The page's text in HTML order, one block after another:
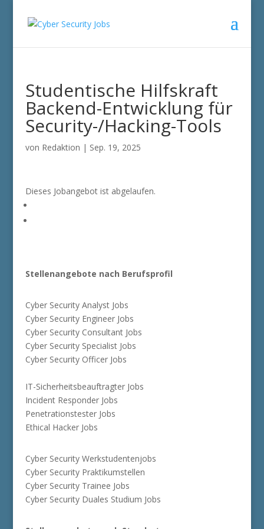
Studentische Hilfskraft
Backend-Entwicklung für
Security-/Hacking-Tools
von Redaktion | Sep. 19, 2025
Dieses Jobangebot ist abgelaufen.
Stellenangebote nach Berufsprofil
Cyber Security Analyst Jobs
Cyber Security Engineer Jobs
Cyber Security Consultant Jobs
Cyber Security Specialist Jobs
Cyber Security Officer Jobs
IT-Sicherheitsbeauftragter Jobs
Incident Responder Jobs
Penetrationstester Jobs
Ethical Hacker Jobs
Cyber Security Werkstudentenjobs
Cyber Security Praktikumstellen
Cyber Security Trainee Jobs
Cyber Security Duales Studium Jobs